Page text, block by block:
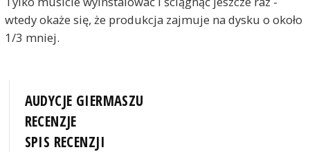
wtedy okaże się, że produkcja zajmuje na dysku o około
1/3 mniej.
AUDYCJE GIERMASZU
RECENZJE
SPIS RECENZJI